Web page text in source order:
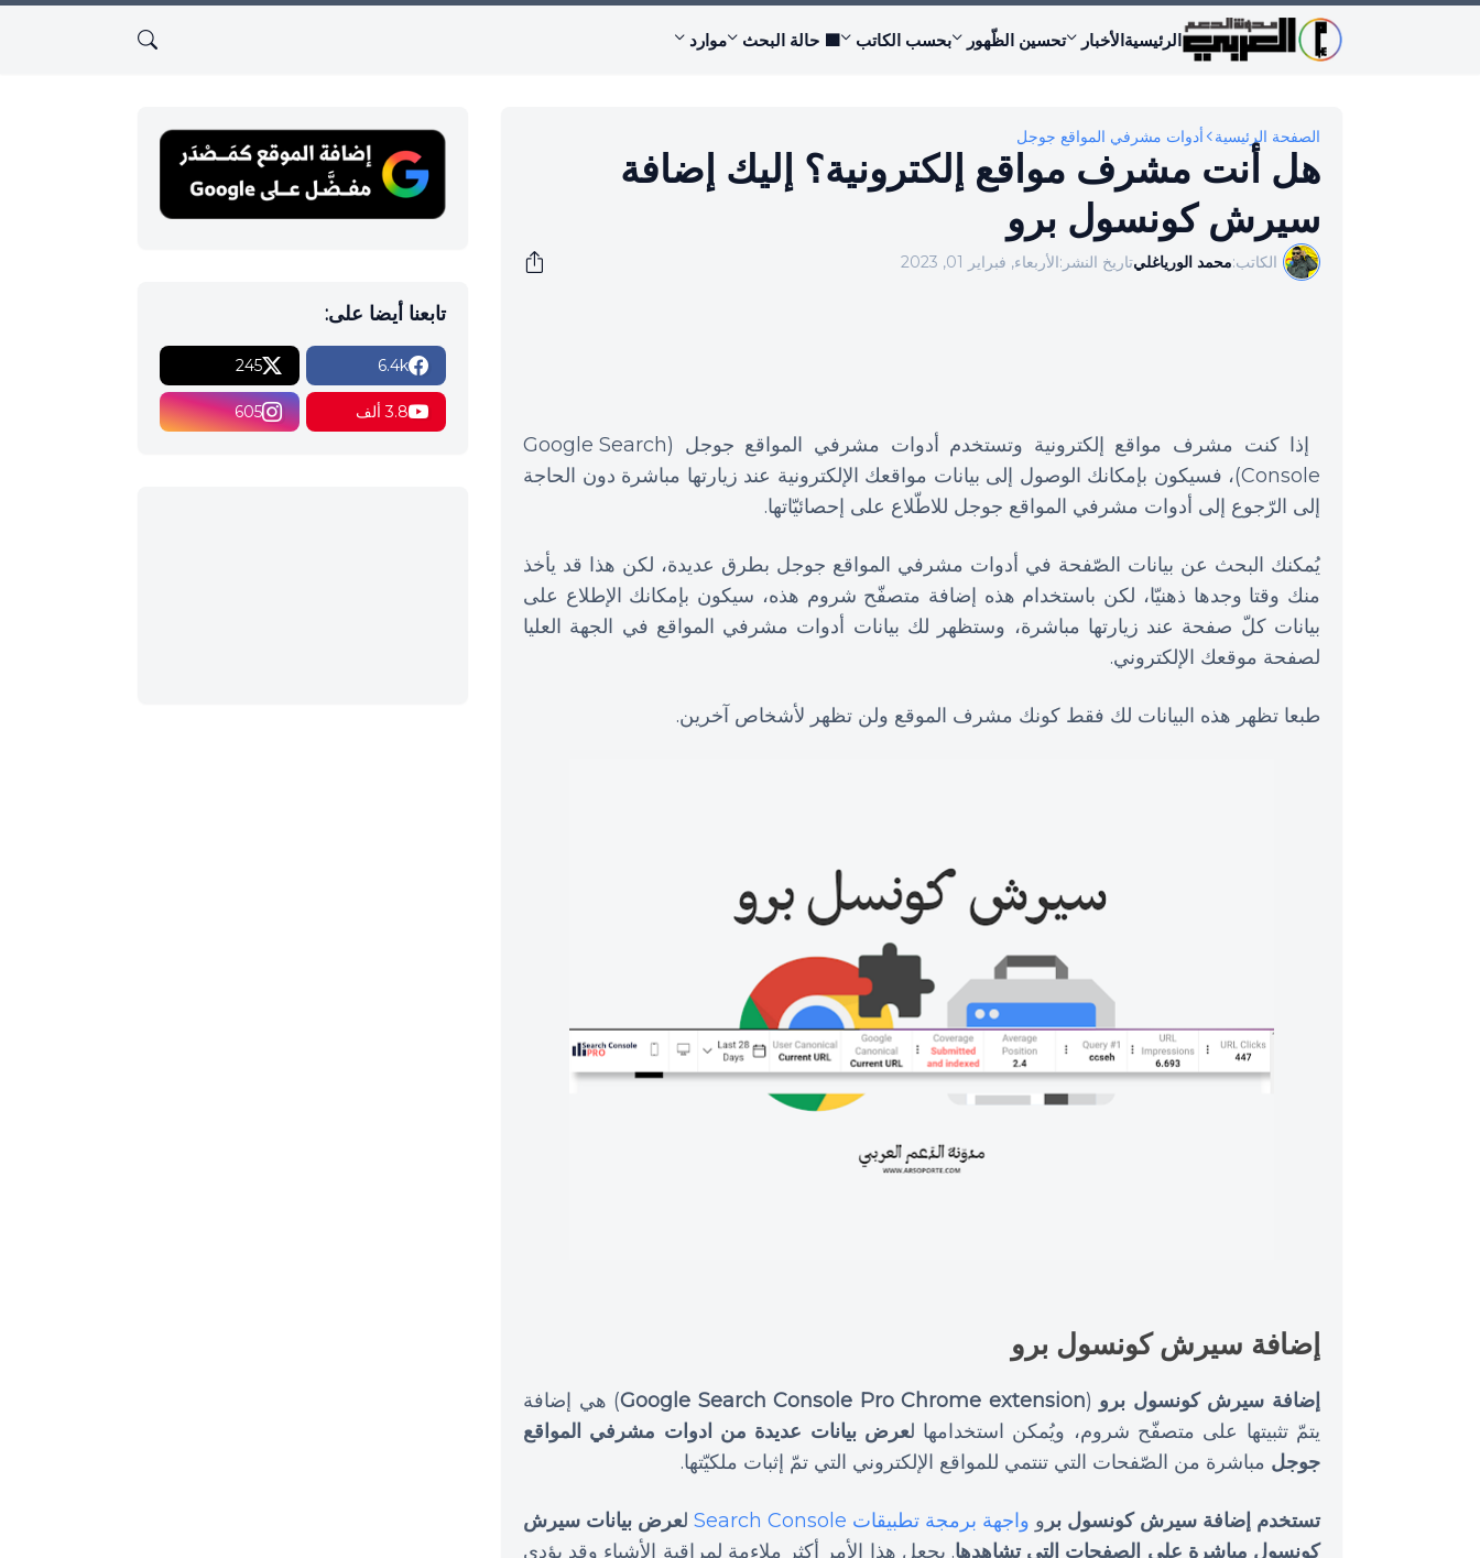
الرئيسيةالأخبار تحسين الظّهور بحسب الكاتب 🟩 حالة البحث موارد
الصفحة الرئيسية أدوات مشرفي المواقع جوجل
هل أنت مشرف مواقع إلكترونية؟ إليك إضافة
سيرش كونسول برو
الكاتب:محمد الورياغليتاريخ النشر:الأربعاء, فبراير 01, 2023
إذا كنت مشرف مواقع إلكترونية وتستخدم أدوات مشرفي المواقع جوجل (Google Search
Console)، فسيكون بإمكانك الوصول إلى بيانات مواقعك الإلكترونية عند زيارتها مباشرة دون الحاجة
إلى الرّجوع إلى أدوات مشرفي المواقع جوجل للاطّلاع على إحصائيّاتها.
يُمكنك البحث عن بيانات الصّفحة في أدوات مشرفي المواقع جوجل بطرق عديدة، لكن هذا قد يأخذ
منك وقتا وجدها ذهنيّا، لكن باستخدام هذه إضافة متصفّح شروم هذه، سيكون بإمكانك الإطلاع على
بيانات كلّ صفحة عند زيارتها مباشرة، وستظهر لك بيانات أدوات مشرفي المواقع في الجهة العليا
لصفحة موقعك الإلكتروني.
طبعا تظهر هذه البيانات لك فقط كونك مشرف الموقع ولن تظهر لأشخاص آخرين.
إضافة سيرش كونسول برو
إضافة سيرش كونسول برو (
Google Search Console Pro Chrome extension) هي إضافة
يتمّ تثبيتها على متصفّح شروم، ويُمكن استخدامها لعرض بيانات عديدة من ادوات مشرفي المواقع
جوجل مباشرة من الصّفحات التي تنتمي للمواقع الإلكتروني التي تمّ إثبات ملكيّتها.
تستخدم إضافة سيرش كونسول بر و واجهة برمجة تطبيقات Search Console لعرض بيانات سيرش
كونسول مباشرة على الصفحات التي تشاهدها. يجعل هذا الأمر أكثر ملاءمة لمراقبة الأشياء وقد يؤدي
تابعنا أيضا على:
6.4k
245
3.8 ألف 605